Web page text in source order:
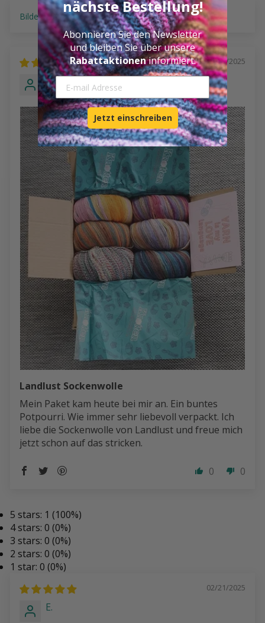
Sort by
02/21/2025
E.
Landlust Sockenwolle
Mein Paket kam heute bei mir an. Ein buntes
Potpourri. Wie immer sehr liebevoll verpackt. Ich
liebe die Sockenwolle von Landlust und freue mich
jetzt schon auf das stricken.
0 0
5 stars: 1 (100%)
4 stars: 0 (0%)
3 stars: 0 (0%)
2 stars: 0 (0%)
1 star: 0 (0%)
02/21/2025
E.
nächste Bestellung!
Abonnieren Sie den Newsletter
und bleiben Sie über unsere
Rabattaktioneninformiert.
E-mail Adresse
Jetzt einschreiben